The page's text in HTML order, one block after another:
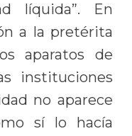
líquida”. En
a la pretérita
aparatos de
instituciones
no aparece
sí lo hacía